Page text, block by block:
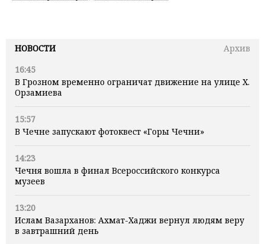
НОВОСТИ
Архив
16:45
В Грозном временно ограничат движение на улице Х.
Орзамиева
15:57
В Чечне запускают фотоквест «Горы Чечни»
14:23
Чечня вошла в финал Всероссийского конкурса
музеев
13:20
Ислам Вазарханов: Ахмат-Хаджи вернул людям веру
в завтрашний день